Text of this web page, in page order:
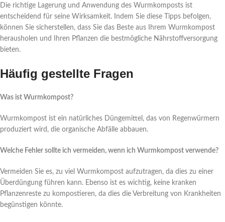
Die richtige Lagerung und Anwendung des Wurmkomposts ist
entscheidend für seine Wirksamkeit. Indem Sie diese Tipps befolgen,
können Sie sicherstellen, dass Sie das Beste aus Ihrem Wurmkompost
herausholen und Ihren Pflanzen die bestmögliche Nährstoffversorgung
bieten.
Häufig gestellte Fragen
Was ist Wurmkompost?
Wurmkompost ist ein natürliches Düngemittel, das von Regenwürmern
produziert wird, die organische Abfälle abbauen.
Welche Fehler sollte ich vermeiden, wenn ich Wurmkompost verwende?
Vermeiden Sie es, zu viel Wurmkompost aufzutragen, da dies zu einer
Überdüngung führen kann. Ebenso ist es wichtig, keine kranken
Pflanzenreste zu kompostieren, da dies die Verbreitung von Krankheiten
begünstigen könnte.